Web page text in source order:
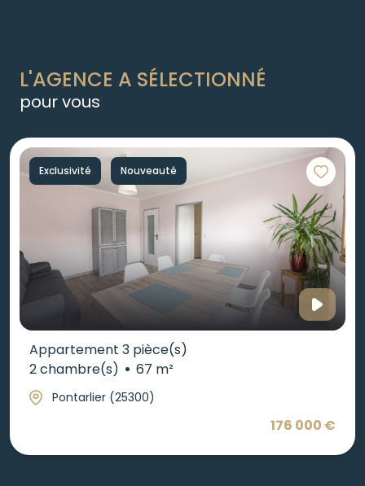
L'AGENCE A SÉLECTIONNÉ
pour vous
Exclusivité Nouveauté
Appartement 3 pièce(s)
2 chambre(s)
67 m²
Pontarlier (25300)
176 000 €